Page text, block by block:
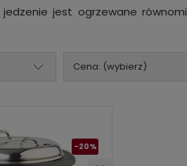
jest ogrzewane
Cena: (wybierz)
-20%